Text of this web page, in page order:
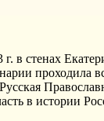
г. в стенах
проходила
в истории